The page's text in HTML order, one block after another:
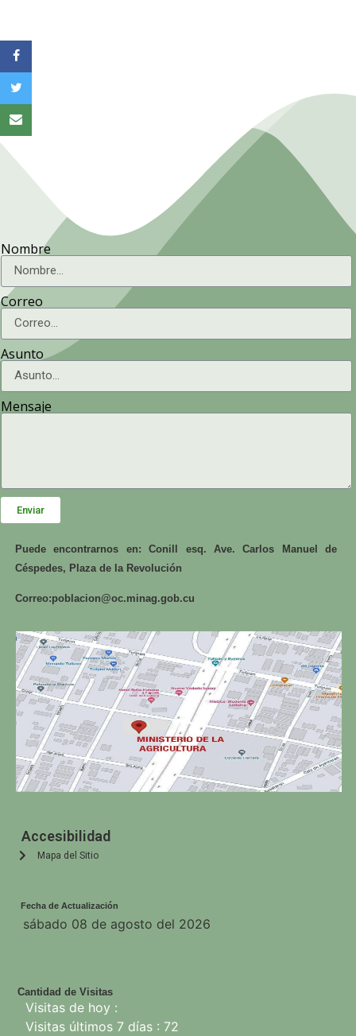
Nombre
Correo
Asunto
Mensaje
Enviar
Puede encontrarnos en: Conill esq. Ave. Carlos Manuel de
Céspedes, Plaza de la Revolución
Correo:poblacion@oc.minag.gob.cu
Accesibilidad
Mapa del Sitio
Fecha de Actualización
Cantidad de Visitas
Visitas de hoy :
Visitas últimos 7 días : 72
sábado 08 de agosto del 2026